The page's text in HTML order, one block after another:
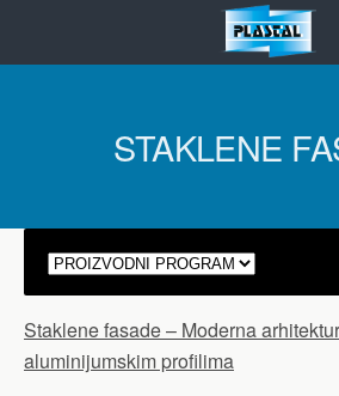
STAKLENE
Staklene fasade – Moderna
aluminijumskim profilima